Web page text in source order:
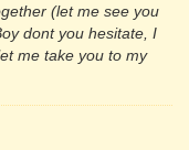
(let me see you
dont you hesitate, I
me take you to my